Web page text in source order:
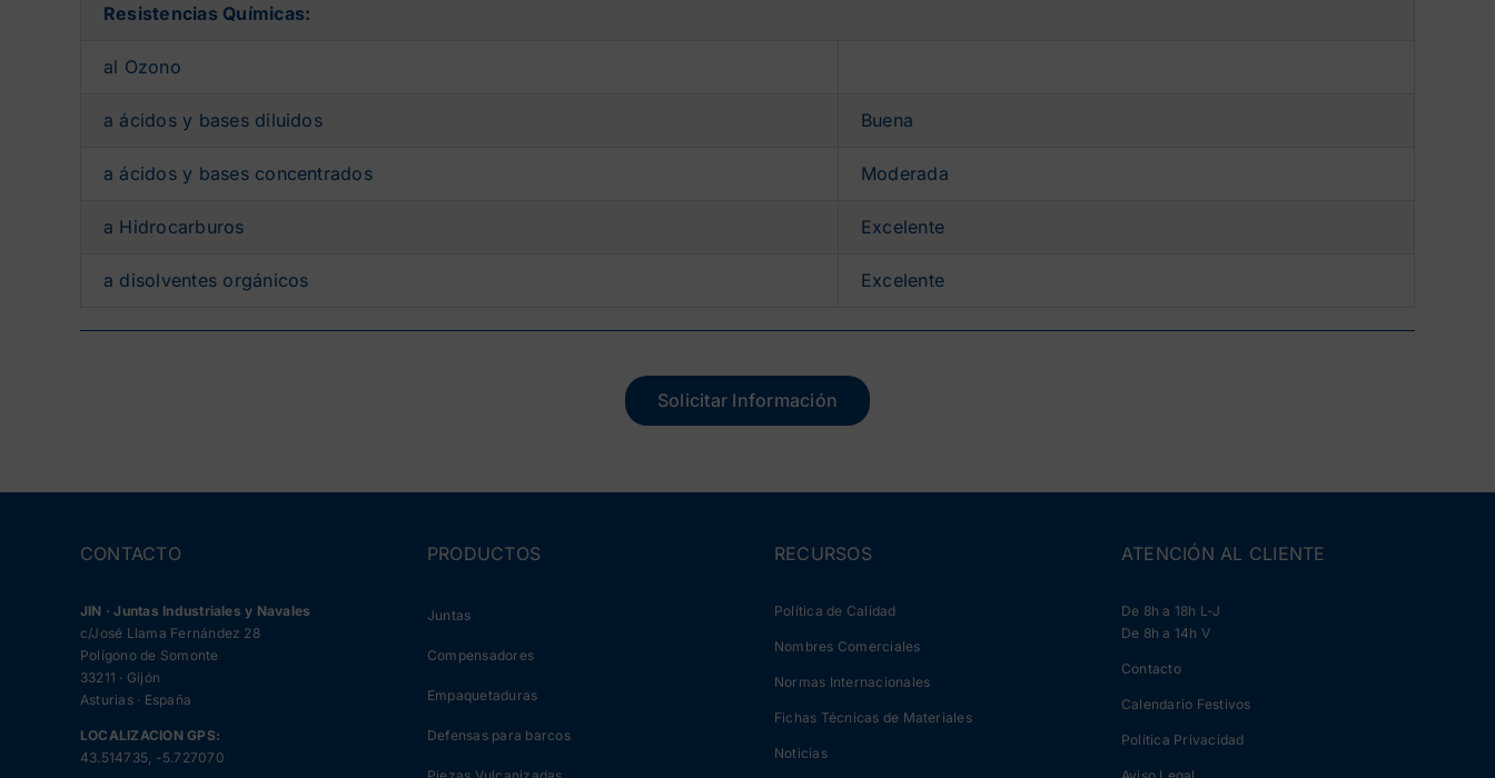
Resistencias Químicas:
al Ozono
a ácidos y bases diluidos Buena
a ácidos y bases concentrados Moderada
a Hidrocarburos Excelente
a disolventes orgánicos Excelente
Solicitar Información
CONTACTO
JIN · Juntas Industriales y Navales
c/José Llama Fernández 28
Polígono de Somonte
33211 · Gijón
Asturias · España
LOCALIZACION GPS:
43.514735, -5.727070
PRODUCTOS
Juntas
Compensadores
Empaquetaduras
Defensas para barcos
RECURSOS
Política de Calidad
Nombres Comerciales
Normas Internacionales
Fichas Técnicas de Materiales
Noticias
ATENCIÓN AL CLIENTE
De 8h a 18h L-J
De 8h a 14h V
Contacto
Calendario Festivos
Política Privacidad